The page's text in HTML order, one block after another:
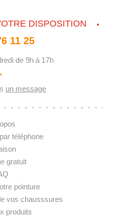
DISPOSITION
11 25
de 9h à 17h
·
un message
téléphone
gratuit
pointure
vos chausssures
produits